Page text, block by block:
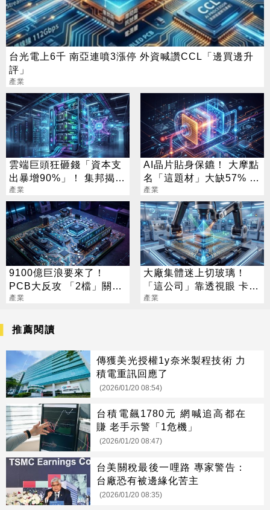
台光電上6千 南亞連噴3漲停 外資喊讚CCL「邊買邊升
評」
產業
雲端巨頭狂砸錢「資本支
出暴增90%」！ 集邦揭背
後真相
產業
AI晶片貼身保鑣！ 大摩點
名「這題材」大缺57% 3
檔隱藏新星曝光
產業
9100億巨浪要來了！
PCB大反攻 「2檔」關門
鎖漲停
產業
大廠集體迷上切玻璃！
「這公司」靠透視眼 卡位
先進封裝賽道
產業
推薦閱讀
傳獲美光授權1y奈米製程技術 力
積電重訊回應了
(2026/01/20 08:54)
台積電飆1780元 網喊追高都在
賺 老手示警「1危機」
(2026/01/20 08:47)
台美關稅最後一哩路 專家警告：
台廠恐有被邊緣化苦主
(2026/01/20 08:35)